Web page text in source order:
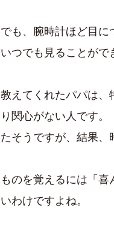
でも、腕時計ほど目に
いつでも見ることがで
教えてくれたパパは、
り関心がない人です
たそうですが、結果、
ものを覚えるには「
いわけですよね。